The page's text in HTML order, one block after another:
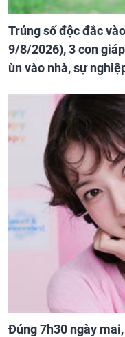
Trúng số độc đắc
9/8/2026), 3 con
ùn vào nhà, sự
Đúng 7h30 ngày